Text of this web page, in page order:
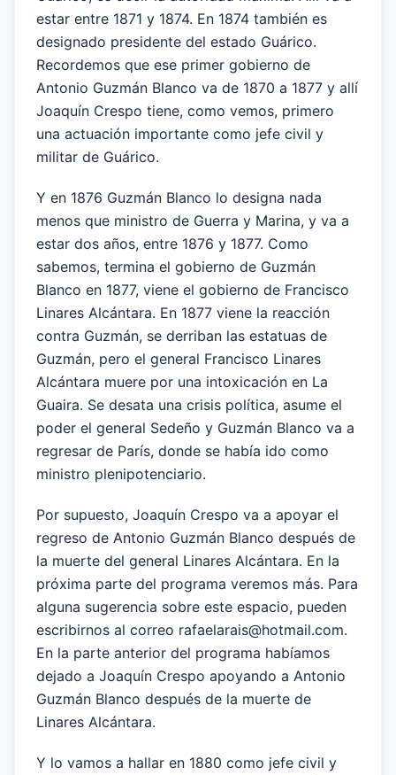
estar entre 1871 y 1874. En 1874 también es
designado presidente del estado Guárico.
Recordemos que ese primer gobierno de
Antonio Guzmán Blanco va de 1870 a 1877 y allí
Joaquín Crespo tiene, como vemos, primero
una actuación importante como jefe civil y
militar de Guárico.
Y en 1876 Guzmán Blanco lo designa nada
menos que ministro de Guerra y Marina, y va a
estar dos años, entre 1876 y 1877. Como
sabemos, termina el gobierno de Guzmán
Blanco en 1877, viene el gobierno de Francisco
Linares Alcántara. En 1877 viene la reacción
contra Guzmán, se derriban las estatuas de
Guzmán, pero el general Francisco Linares
Alcántara muere por una intoxicación en La
Guaira. Se desata una crisis política, asume el
poder el general Sedeño y Guzmán Blanco va a
regresar de París, donde se había ido como
ministro plenipotenciario.
Por supuesto, Joaquín Crespo va a apoyar el
regreso de Antonio Guzmán Blanco después de
la muerte del general Linares Alcántara. En la
próxima parte del programa veremos más. Para
alguna sugerencia sobre este espacio, pueden
escribirnos al correo rafaelarais@hotmail.com.
En la parte anterior del programa habíamos
dejado a Joaquín Crespo apoyando a Antonio
Guzmán Blanco después de la muerte de
Linares Alcántara.
Y lo vamos a hallar en 1880 como jefe civil y